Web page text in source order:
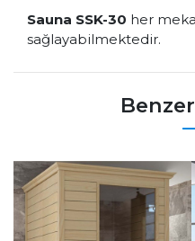
Sauna SSK-30 her
sağlayabilmektedir.